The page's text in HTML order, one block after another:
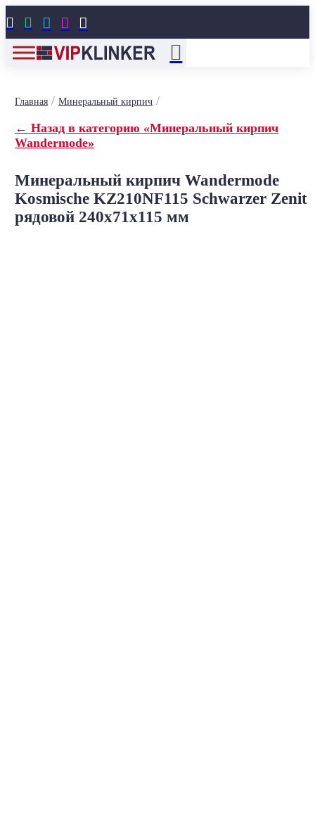
    
Главная/ Минеральный кирпич/
← Назад в категорию «Минеральный кирпич
Wandermode»
Минеральный кирпич Wandermode
Kosmische KZ210NF115 Schwarzer Zenit
рядовой 240x71x115 мм